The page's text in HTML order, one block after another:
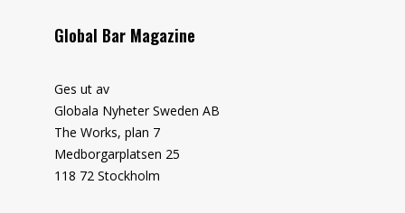
Global Bar Magazine
Ges ut av
Globala Nyheter Sweden AB
The Works, plan 7
Medborgarplatsen 25
118 72 Stockholm